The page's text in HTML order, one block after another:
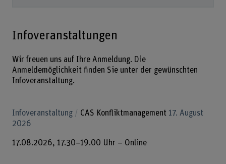
Infoveranstaltungen
Wir freuen uns auf Ihre Anmeldung. Die
Anmeldemöglichkeit finden Sie unter der gewünschten
Infoveranstaltung.
Infoveranstaltung CAS Konfliktmanagement 17. August
2026
17.08.2026, 17.30–19.00 Uhr – Online